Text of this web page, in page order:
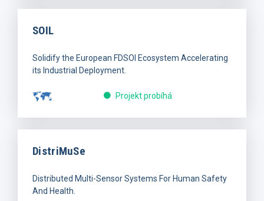
SOIL
Solidify the European FDSOI Ecosystem Accelerating
its Industrial Deployment.
Projekt probíhá
DistriMuSe
Distributed Multi-Sensor Systems For Human Safety
And Health.